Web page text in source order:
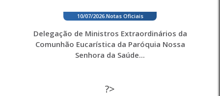
10/07/2026. Notas Oficiais
Delegação de Ministros Extraordinários da
Comunhão Eucarística da Paróquia Nossa
Senhora da Saúde...
?>